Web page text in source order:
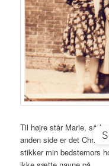
Til højre står Marie, så
anden side er det
stikker min bedstemors